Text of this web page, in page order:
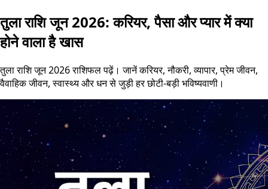
तुला राशि जून 2026: करियर, पैसा और प्यार में क्या
होने वाला है खास
तुला राशि जून 2026 राशिफल पढ़ें। जानें करियर, नौकरी, व्यापार, प्रेम जीवन,
वैवाहिक जीवन, स्वास्थ्य और धन से जुड़ी हर छोटी-बड़ी भविष्यवाणी।